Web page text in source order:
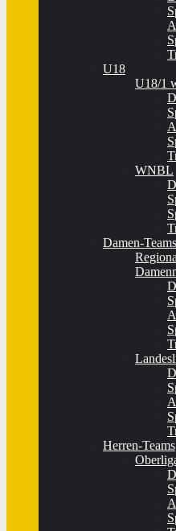
U18
U18/1
WNBL
Damen-Teams
Herren-Teams